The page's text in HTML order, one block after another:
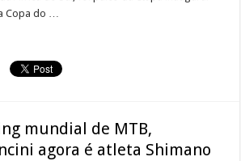
Copa do …
mundial de MTB,
agora é atleta Shimano